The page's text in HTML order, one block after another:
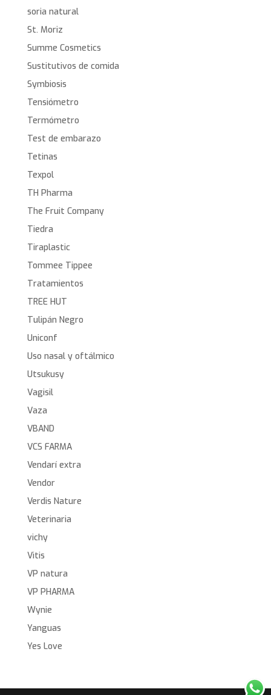
soria natural
St. Moriz
Summe Cosmetics
Sustitutivos de comida
Symbiosis
Tensiómetro
Termómetro
Test de embarazo
Tetinas
Texpol
TH Pharma
The Fruit Company
Tiedra
Tiraplastic
Tommee Tippee
Tratamientos
TREE HUT
Tulipán Negro
Uniconf
Uso nasal y oftálmico
Utsukusy
Vagisil
Vaza
VBAND
VCS FARMA
Vendarí extra
Vendor
Verdis Nature
Veterinaria
vichy
Vitis
VP natura
VP PHARMA
Wynie
Yanguas
Yes Love